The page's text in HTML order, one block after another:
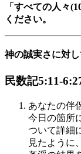
「すべての人々
ください。
神の誠実さに対
民数記5:11-
あなたの伴
今日の箇所
ついて詳細
見たように